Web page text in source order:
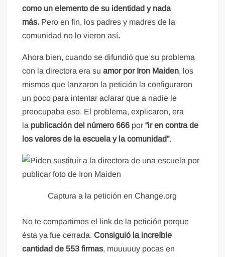
como un elemento de su identidad y nada
más. Pero en fin, los padres y madres de la
comunidad no lo vieron así.
Ahora bien, cuando se difundió que su problema
con la directora era su amor por Iron Maiden, los
mismos que lanzaron la petición la configuraron
un poco para intentar aclarar que a nadie le
preocupaba eso. El problema, explicaron, era
la publicación del número 666 por“ir en contra de
los valores de la escuela y la comunidad”.
Captura a la petición en Change.org
No te compartimos el link de la petición porque
ésta ya fue cerrada.Consiguió la increíble
cantidad de 553 firmas, muuuuuy pocas en